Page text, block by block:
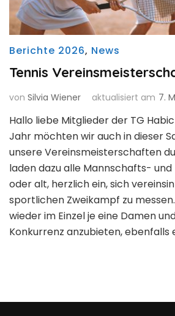
Berichte 2026, News
Tennis
von Silvia Wiener aktualisiert am 7.
Hallo liebe Mitglieder der TG
Jahr möchten wir auch in dieser
unsere Vereinsmeisterschaften
laden dazu alle Mannschafts-
oder alt, herzlich ein, sich
sportlichen Zweikampf zu
wieder im Einzel je eine Damen
Konkurrenz anzubieten, ebenfalls